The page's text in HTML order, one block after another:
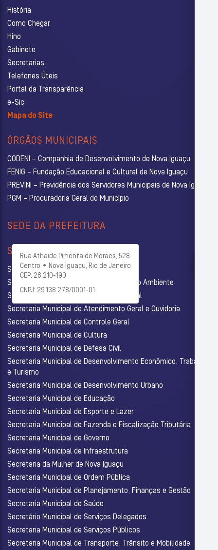
História
Como Chegar
Hino
Gabinete
Secretarias
Telefones Úteis
Portal da Transparência
e-Sic
Mapa do Site
ÓRGÃOS MUNICIPAIS
CODENI – Companhia de Desenvolvimento de Nova Iguaçu
FENIG – Fundação Educacional e Cultural de Nova Iguaçu
PREVINI – Previdência dos Servidores Municipais de Nova Iguaçu
PGM – Procuradoria Geral do Município
SEDE DA PREFEITURA
Rua Athaide Pimenta de Moraes, 528
Centro • Nova Iguaçu, Rio de Janeiro
CEP: 26.210-190
CNPJ: 29.138.278/0001-01
SECRETARIAS
Secretaria Municipal de Administração
Secretaria Municipal de Agricultura e Meio Ambiente
Secretaria Municipal de Assistência Social
Secretaria Municipal de Atendimento Geral e Ouvidoria
Secretaria Municipal de Controle Geral
Secretaria Municipal de Cultura
Secretaria Municipal de Defesa Civil
Secretaria Municipal de Desenvolvimento Econômico, Trabalho
e Turismo
Secretaria Municipal de Desenvolvimento Urbano
Secretaria Municipal de Educação
Secretaria Municipal de Esporte e Lazer
Secretaria Municipal de Fazenda e Fiscalização Tributária
Secretaria Municipal de Governo
Secretaria Municipal de Infraestrutura
Secretaria da Mulher de Nova Iguaçu
Secretaria Municipal de Ordem Pública
Secretaria Municipal de Planejamento, Finanças e Gestão
Secretaria Municipal de Saúde
Secretário Municipal de Serviços Delegados
Secretaria Municipal de Serviços Públicos
Secretaria Municipal de Transporte, Trânsito e Mobilidade